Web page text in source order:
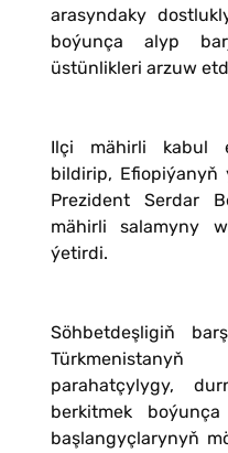
arasyndaky
boýunça alyp
üstünlikleri arzuw
Ilçi mähirli kabul
bildirip, Efiopiýanyň
Prezident Serdar
mähirli salamyny
ýetirdi.
Söhbetdeşligiň
parahatçylygy,
berkitmek
başlangyçlarynyň